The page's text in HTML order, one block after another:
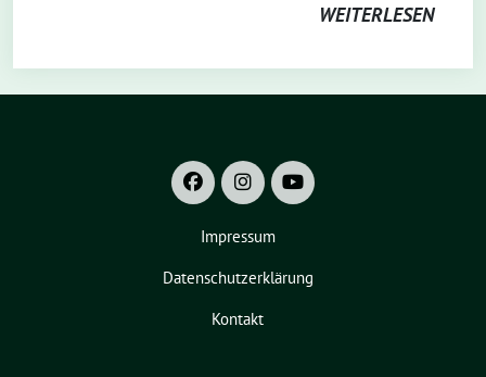
WEITERLESEN
Impressum
Datenschutzerklärung
Kontakt